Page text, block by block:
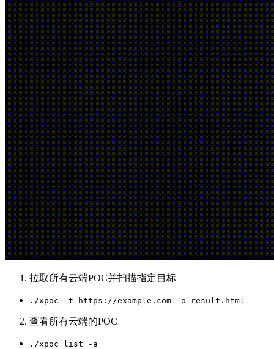
拉取所有云端POC并扫描指定目标
./xpoc -t https://example.com -o result.html
查看所有云端的POC
./xpoc list -a